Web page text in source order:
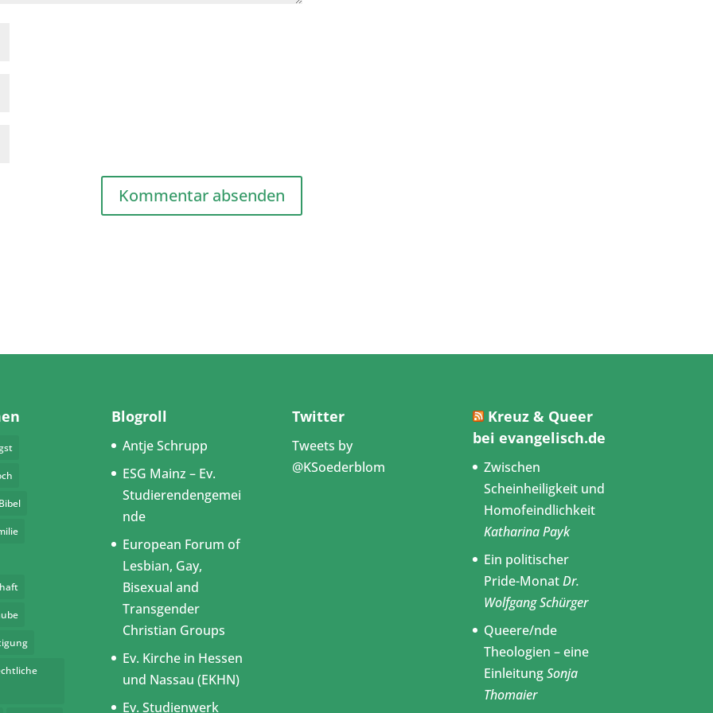
Bibel
Blogroll
Antje Schrupp
ESG Mainz – Ev.
Studierendengemei
nde
European Forum of
Lesbian, Gay,
Bisexual and
Transgender
Christian Groups
Ev. Kirche in Hessen
und Nassau (EKHN)
Ev. Studienwerk
Twitter
Tweets by
@KSoederblom
Kreuz & Queer
bei evangelisch.de
Zwischen
Scheinheiligkeit und
Homofeindlichkeit
Katharina Payk
Ein politischer
Pride-MonatDr.
Wolfgang Schürger
Queere/nde
Theologien – eine
EinleitungSonja
Thomaier